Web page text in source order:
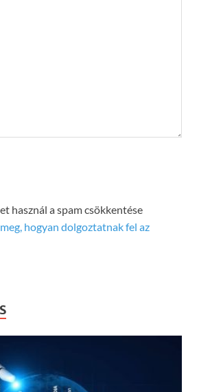
használ a spam csökkentése
hogyan dolgoztatnak fel az